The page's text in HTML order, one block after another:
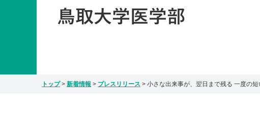
トップ > 新着情報 > プレスリリース > 小さな出来事が、翌日まで残る 一度の